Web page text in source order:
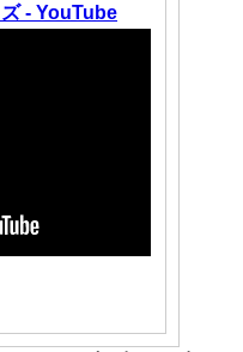
- YouTube